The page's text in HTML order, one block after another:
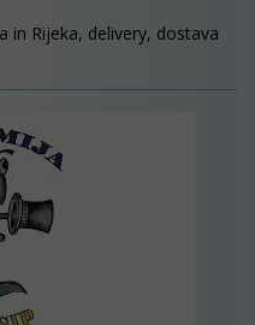
in Rijeka, delivery, dostava